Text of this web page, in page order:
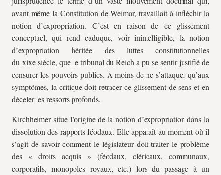
avant même la Constitution de Weimar, travaillait à infléchir la
notion d’expropriation. C’est en raison de ce glissement
conceptuel, qui rend caduque, voir inintelligible, la notion
d’expropriation héritée des luttes constitutionnelles
duxixe siècle, que le tribunal du Reich a pu se sentir justifié de
censurer les pouvoirs publics. À moins de ne s’attaquer qu’aux
symptômes, la critique doit retracer ce glissement de sens et en
déceler les ressorts profonds.
Kirchheimer situe l’origine de la notion d’expropriation dans la
dissolution des rapports féodaux. Elle apparaît au moment où il
s’agit de savoir comment le législateur doit traiter le problème
des « droits acquis » (féodaux, cléricaux, communaux,
corporatifs, monopoles royaux, etc.) lors du passage à un